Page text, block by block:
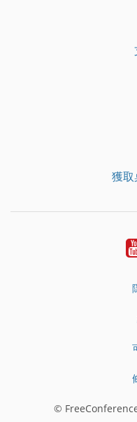
獲
©